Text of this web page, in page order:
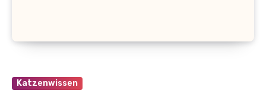
Katzenwissen